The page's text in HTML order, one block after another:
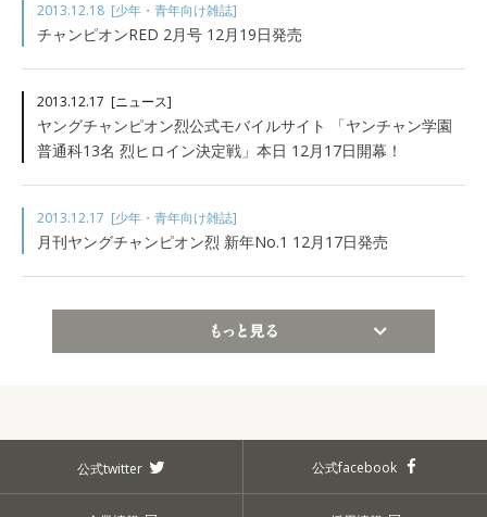
2013.12.18 [少年・青年向け雑誌]
チャンピオンRED 2月号 12月19日発売
2013.12.17 [ニュース]
ヤングチャンピオン烈公式モバイルサイト 「ヤンチャン学園
普通科13名 烈ヒロイン決定戦」本日 12月17日開幕！
2013.12.17 [少年・青年向け雑誌]
月刊ヤングチャンピオン烈 新年No.1 12月17日発売
公式twitter 公式facebook